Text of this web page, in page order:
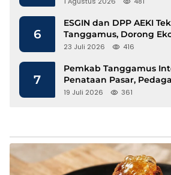
6
ESGIN dan DPP AEKI
Tanggamus, Dorong
Berbasis Kopi dan
23 Juli 2026 416
7
Pemkab Tanggamus
Penataan Pasar,
Tempati Pasar Modern
19 Juli 2026 361